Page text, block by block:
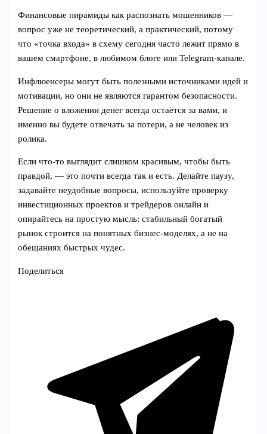
Финансовые пирамиды как распознать мошенников —
вопрос уже не теоретический, а практический, потому
что «точка входа» в схему сегодня часто лежит прямо в
вашем смартфоне, в любимом блоге или Telegram‑канале.
Инфлюенсеры могут быть полезными источниками идей и
мотивации, но они не являются гарантом безопасности.
Решение о вложении денег всегда остаётся за вами, и
именно вы будете отвечать за потери, а не человек из
ролика.
Если что‑то выглядит слишком красивым, чтобы быть
правдой, — это почти всегда так и есть. Делайте паузу,
задавайте неудобные вопросы, используйте проверку
инвестиционных проектов и трейдеров онлайн и
опирайтесь на простую мысль: стабильный богатый
рынок строится на понятных бизнес‑моделях, а не на
обещаниях быстрых чудес.
Поделиться